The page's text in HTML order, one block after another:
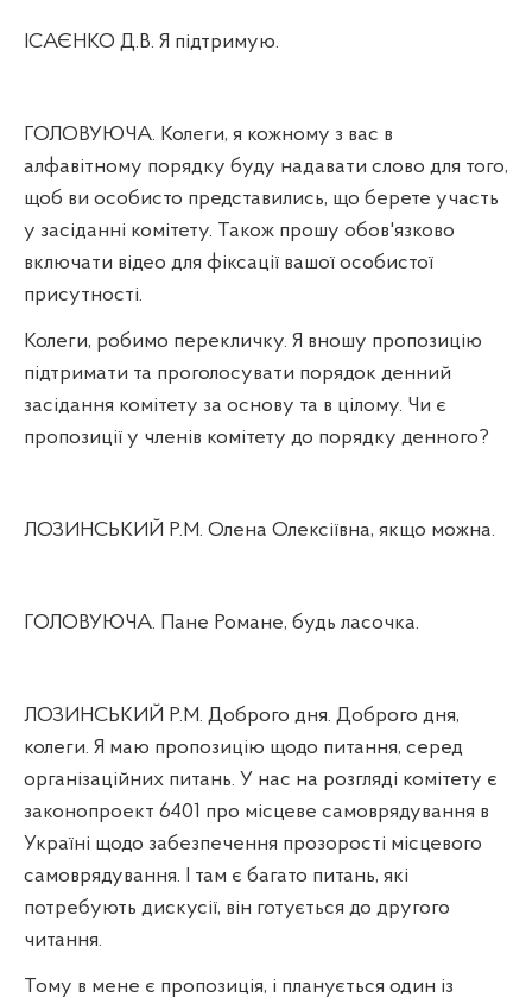
ІСАЄНКО Д.В. Я підтримую.
ГОЛОВУЮЧА. Колеги, я кожному з вас в
алфавітному порядку буду надавати слово для того,
щоб ви особисто представились, що берете участь
у засіданні комітету. Також прошу обов'язково
включати відео для фіксації вашої особистої
присутності.
Колеги, робимо перекличку. Я вношу пропозицію
підтримати та проголосувати порядок денний
засідання комітету за основу та в цілому. Чи є
пропозиції у членів комітету до порядку денного?
ЛОЗИНСЬКИЙ Р.М. Олена Олексіївна, якщо можна.
ГОЛОВУЮЧА. Пане Романе, будь ласочка.
ЛОЗИНСЬКИЙ Р.М. Доброго дня. Доброго дня,
колеги. Я маю пропозицію щодо питання, серед
організаційних питань. У нас на розгляді комітету є
законопроект 6401 про місцеве самоврядування в
Україні щодо забезпечення прозорості місцевого
самоврядування. І там є багато питань, які
потребують дискусії, він готується до другого
читання.
Тому в мене є пропозиція, і планується один із